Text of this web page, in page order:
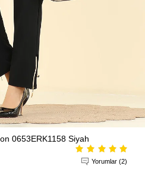
0653ERK1158 Siyah
Yorumlar (2)